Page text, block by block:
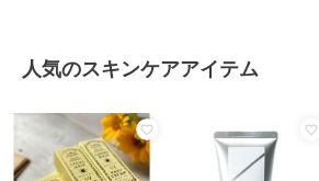
人気のスキンケアアイテム